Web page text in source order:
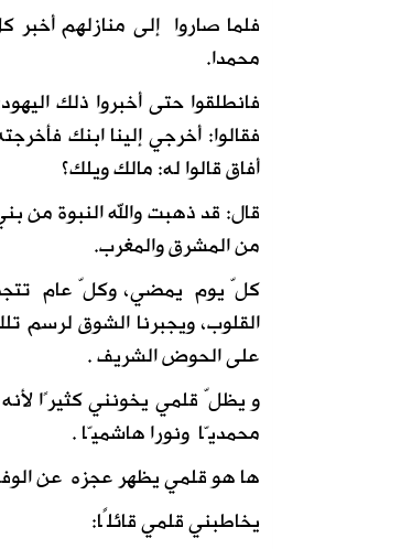
فلما صاروا إلى منازلهم أخبر
محمدا.
فانطلقوا حتى أخبروا ذلك
فقالوا: أخرجي إلينا ابنك
أفاق قالوا له: مالك ويلك؟
قال: قد ذهبت والله النبوة
من المشرق والمغرب.
كلّ يوم يمضي، وكلّ عام
القلوب، ويجبرنا الشوق لرسم
على الحوض الشريف .
و يظلّ قلمي يخونني كثيرًا
محمديّا ونورا هاشميّا .
ها هو قلمي يظهر عجزه عن
يخاطبني قلمي قائلًا: